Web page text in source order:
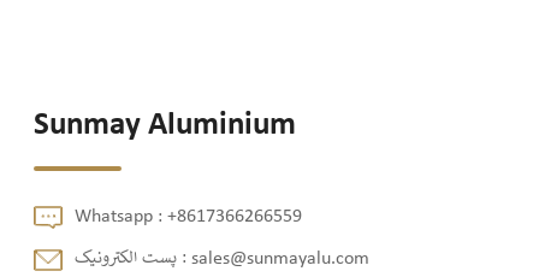
Sunmay Aluminium
Whatsapp :+8617366266559
پست الکترونیک :sales@sunmayalu.com